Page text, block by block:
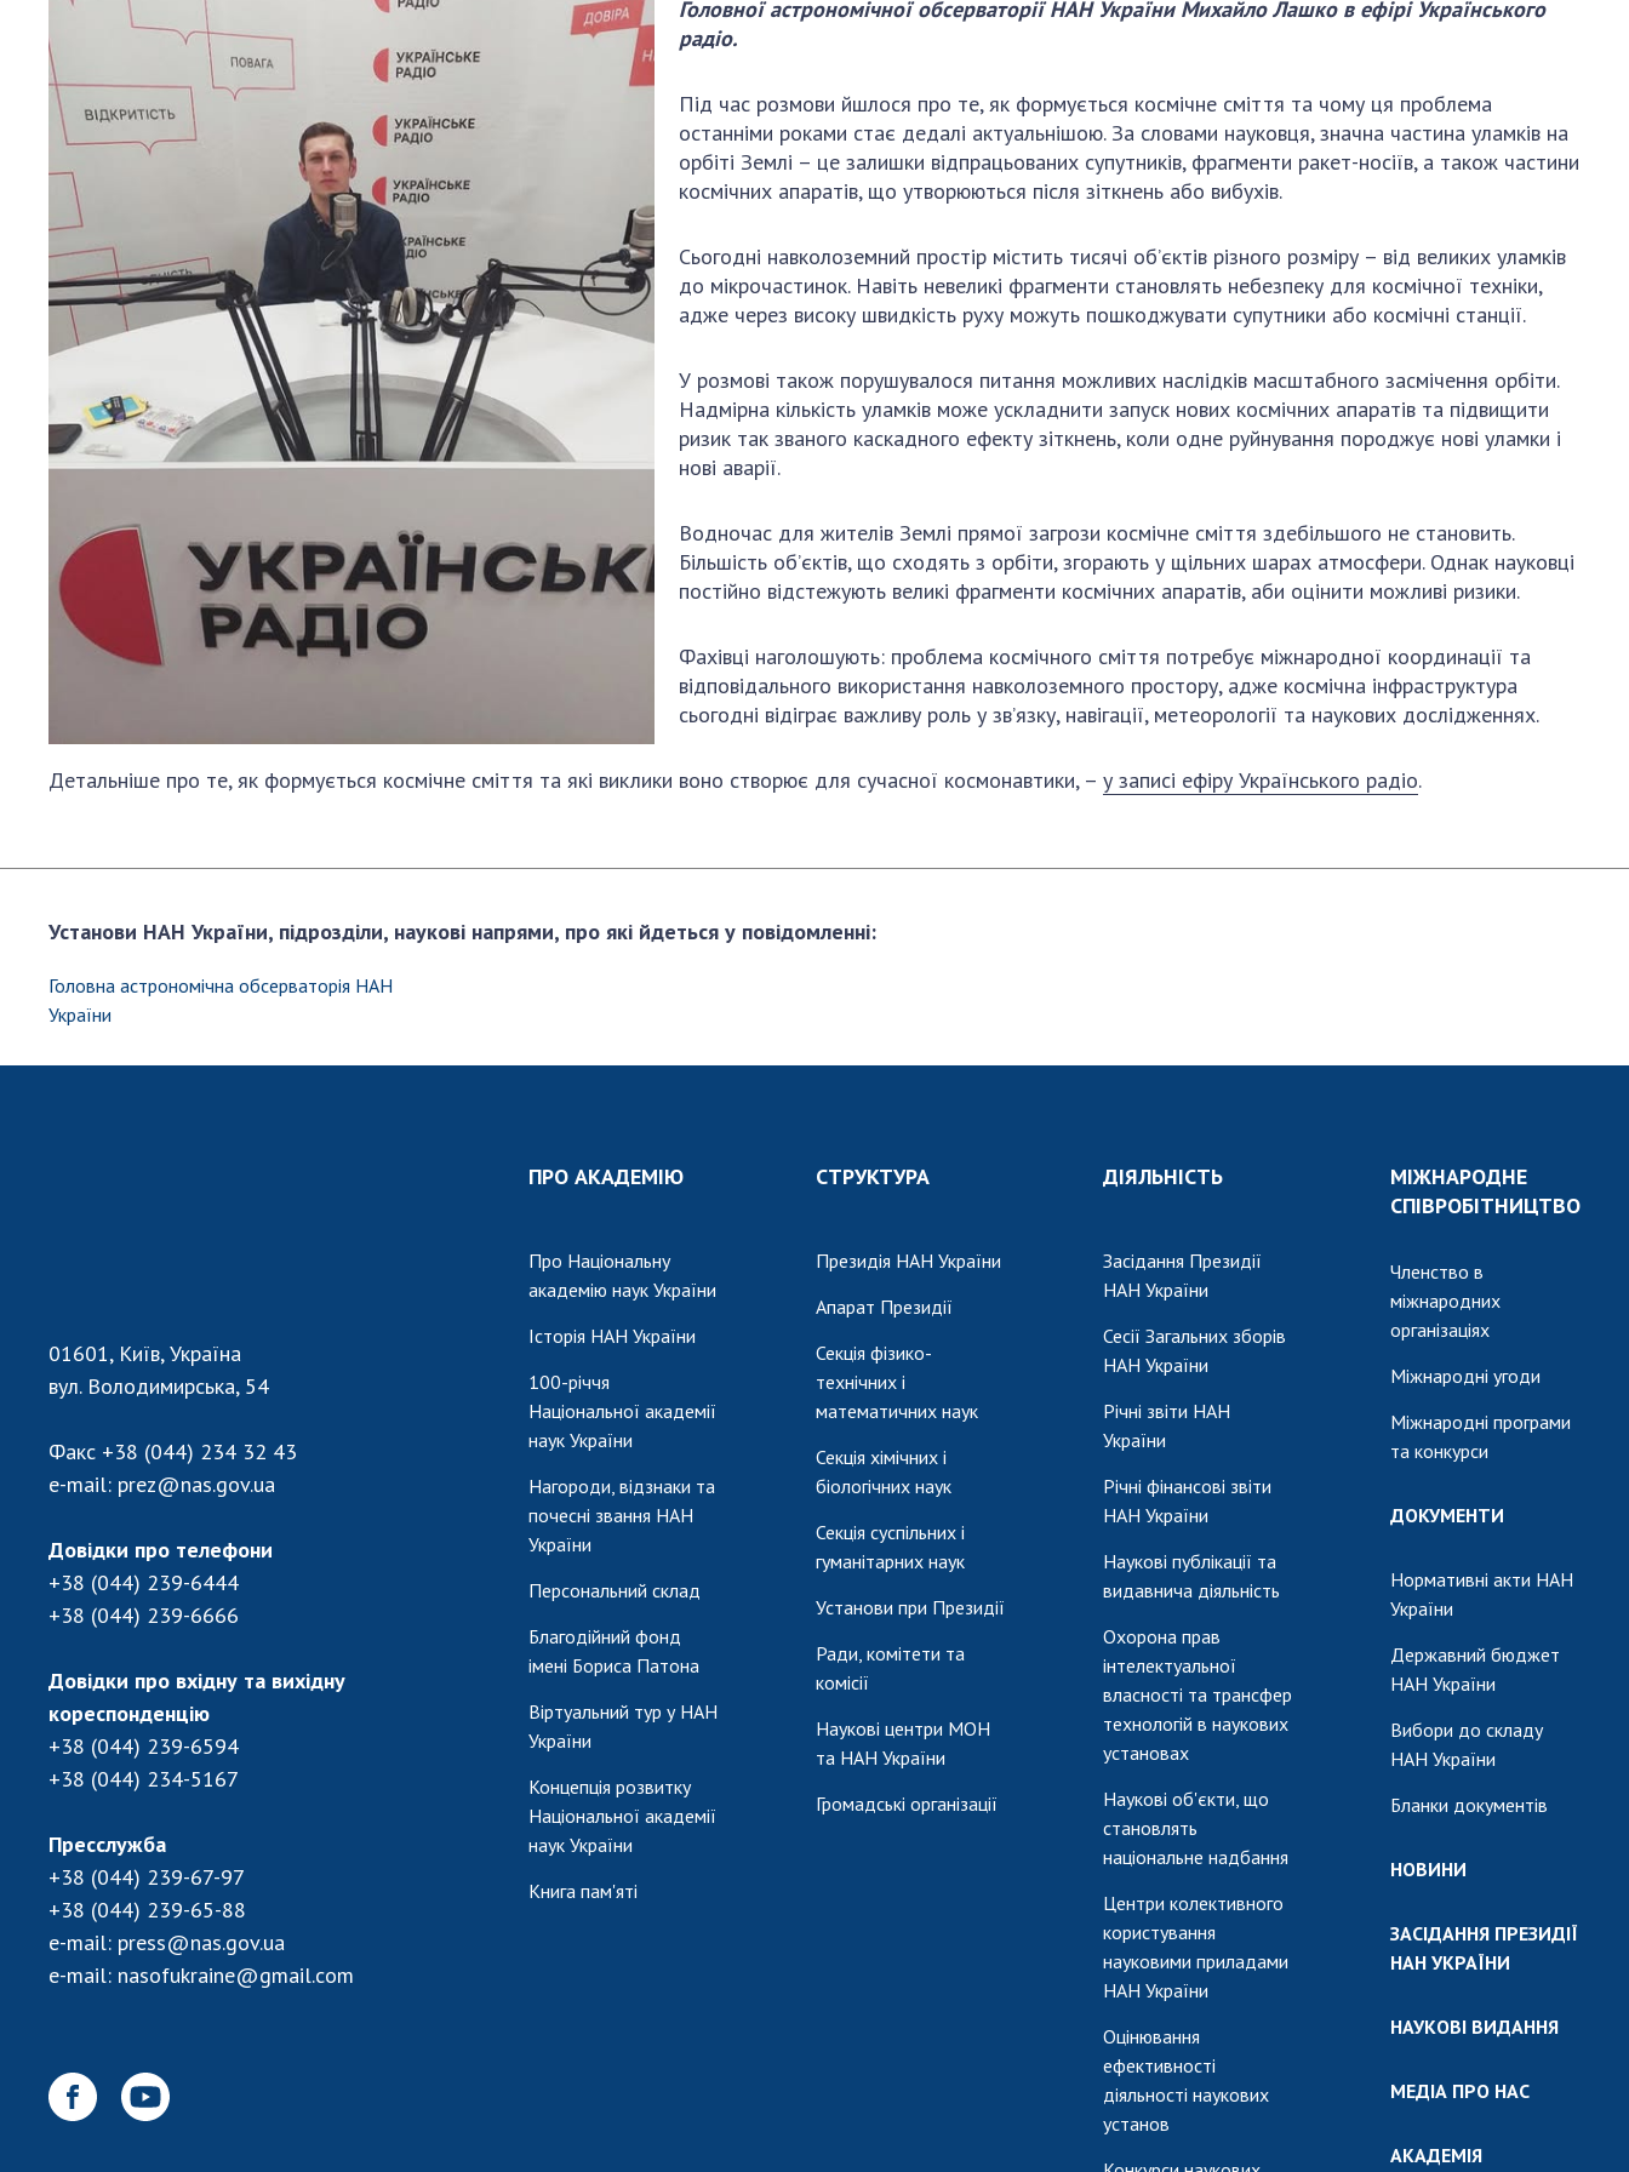
Персональний склад
Благодійний фонд
імені Бориса Патона
Віртуальний тур у
Концепція розвитку
академії наук
України
Книга пам'яті
наук
Ради, комітети
та комісії
Наукові центри
України
Громадські
організації
Наукові об'єкти, що становлять
користування науковими
приладами НАН України
Оцінювання ефективності
діяльності наукових установ
НАН України
Відкрита наука в НАН України
Підготовка наукових кадрів
НАН України
України
Вибори до складу
НАН України
НОВИНИ
ЗАСІДАННЯ
НАУКОВІ
ВИДАННЯ
АКАДЕМІЯ
КОМЕНТУЄ
ПРОФСПІЛКА НАН
УКРАЇНИ
Головної астрономічної обсерваторії НАН України Михайло Лашко в ефірі Українського
радіо.
Під час розмови йшлося про те, як формується космічне сміття та чому ця проблема
останніми роками стає дедалі актуальнішою. За словами науковця, значна частина уламків на
орбіті Землі – це залишки відпрацьованих супутників, фрагменти ракет-носіїв, а також частини
космічних апаратів, що утворюються після зіткнень або вибухів.
Сьогодні навколоземний простір містить тисячі об’єктів різного розміру – від великих уламків
до мікрочастинок. Навіть невеликі фрагменти становлять небезпеку для космічної техніки,
адже через високу швидкість руху можуть пошкоджувати супутники або космічні станції.
У розмові також порушувалося питання можливих наслідків масштабного засмічення орбіти.
Надмірна кількість уламків може ускладнити запуск нових космічних апаратів та підвищити
ризик так званого каскадного ефекту зіткнень, коли одне руйнування породжує нові уламки і
нові аварії.
Водночас для жителів Землі прямої загрози космічне сміття здебільшого не становить.
Більшість об’єктів, що сходять з орбіти, згорають у щільних шарах атмосфери. Однак науковці
постійно відстежують великі фрагменти космічних апаратів, аби оцінити можливі ризики.
Фахівці наголошують: проблема космічного сміття потребує міжнародної координації та
відповідального використання навколоземного простору, адже космічна інфраструктура
сьогодні відіграє важливу роль у зв’язку, навігації, метеорології та наукових дослідженнях.
Детальніше про те, як формується космічне сміття та які виклики воно створює для сучасної космонавтики, – у записі ефіру Українського радіо.
Установи НАН України, підрозділи, наукові напрями, про які йдеться у повідомленні:
Головна астрономiчна обсерваторiя НАН
України
01601, Київ, Україна
вул. Володимирська, 54
Факс +38 (044) 234 32 43
e-mail: prez@nas.gov.ua
Довідки про телефони
+38 (044) 239-6444
+38 (044) 239-6666
Довідки про вхідну та вихідну
кореспонденцію
+38 (044) 239-6594
+38 (044) 234-5167
Пресслужба
+38 (044) 239-67-97
+38 (044) 239-65-88
e-mail: press@nas.gov.ua
e-mail: nasofukraine@gmail.com
ПРО АКАДЕМІЮ
Про Національну
академію наук України
Історія НАН України
100-річчя
Національної академії
наук України
Нагороди, відзнаки та
почесні звання НАН
України
Персональний склад
Благодійний фонд
імені Бориса Патона
Віртуальний тур у НАН
України
Концепція розвитку
Національної академії
наук України
Книга пам'яті
СТРУКТУРА
Президія НАН України
Апарат Президії
Секція фізико-
технічних і
математичних наук
Секція хімічних і
біологічних наук
Секція суспільних і
гуманітарних наук
Установи при Президії
Ради, комітети та
комісії
Наукові центри МОН
та НАН України
Громадські організації
ДІЯЛЬНІСТЬ
Засідання Президії
НАН України
Сесії Загальних зборів
НАН України
Річні звіти НАН
України
Річні фінансові звіти
НАН України
Наукові публікації та
видавнича діяльність
Охорона прав
інтелектуальної
власності та трансфер
технологій в наукових
установах
Наукові об'єкти, що
становлять
національне надбання
Центри колективного
користування
науковими приладами
НАН України
Оцінювання
ефективності
діяльності наукових
установ
МІЖНАРОДНЕ
СПІВРОБІТНИЦТВО
Членство в
міжнародних
організаціях
Міжнародні угоди
Міжнародні програми
та конкурси
ДОКУМЕНТИ
Нормативні акти НАН
України
Державний бюджет
НАН України
Вибори до складу
НАН України
Бланки документів
НОВИНИ
ЗАСІДАННЯ ПРЕЗИДІЇ
НАН УКРАЇНИ
НАУКОВІ ВИДАННЯ
МЕДІА ПРО НАС
АКАДЕМІЯ